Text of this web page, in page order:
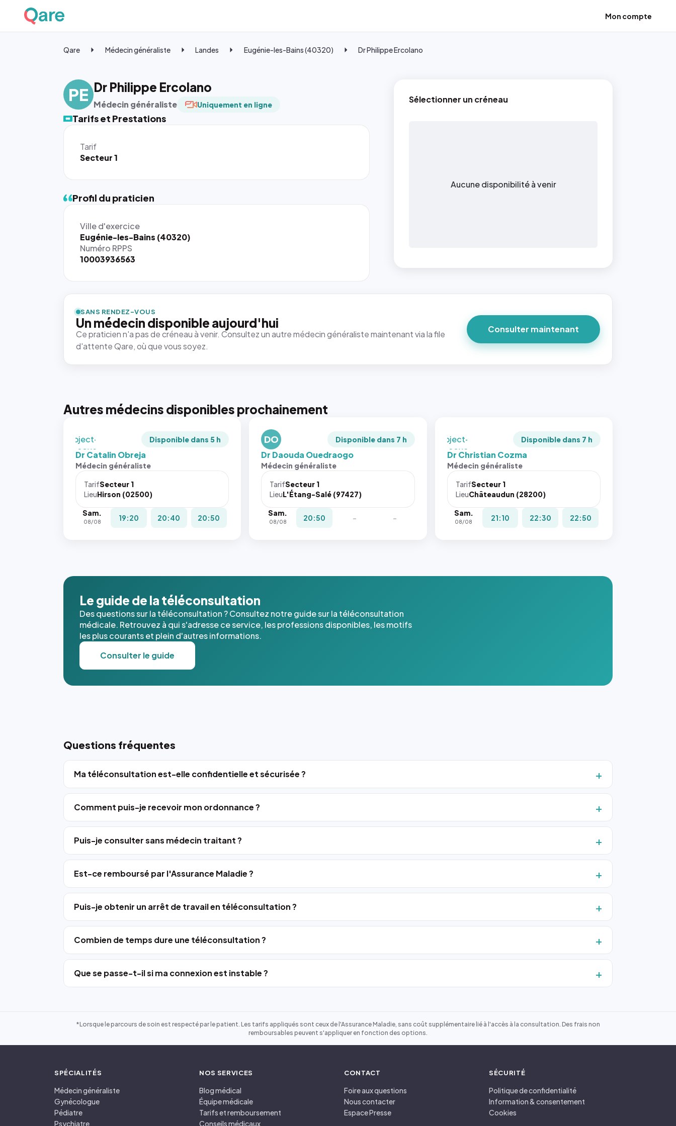
Mon compte
Qare Médecin généraliste Landes Eugénie-les-Bains (40320) Dr Philippe Ercolano
PE Dr Philippe Ercolano
Médecin généraliste Uniquement en ligne
Tarifs et Prestations
Tarif
Secteur 1
Sélectionner un créneau
Aucune disponibilité à venir
Profil du praticien
Ville d'exercice
Eugénie-les-Bains (40320)
Numéro RPPS
10003936563
SANS RENDEZ-VOUS
Un médecin disponible aujourd'hui
Ce praticien n'a pas de créneau à venir. Consultez un autre médecin généraliste maintenant via la file
d'attente Qare, où que vous soyez.
Consulter maintenant
Autres médecins disponibles prochainement
rendue par
`.profile-
picture`,
et un
rapport 1:1
qui reste
juste à
photo est
recadrée
`object-
fit: cover`.
Sans ces
navigateur
pas la
place, et
l'annuaire
dans ce
cas. #}
Disponible dans 5 h
Dr Catalin Obreja
Médecin généraliste
TarifSecteur 1
LieuHirson (02500)
Sam.
08/08 19:20 20:40 20:50
DO Disponible dans 7 h
Dr Daouda Ouedraogo
Médecin généraliste
TarifSecteur 1
LieuL'Étang-Salé (97427)
Sam.
08/08 20:50 - -
rendue par
rapport 1:1
`object-
fit: cover`.
Sans ces
navigateur
pas la
place, et
Disponible dans 7 h
Dr Christian Cozma
Médecin généraliste
TarifSecteur 1
LieuChâteaudun (28200)
Sam.
08/08 21:10 22:30 22:50
Le guide de la téléconsultation
Des questions sur la téléconsultation ? Consultez notre guide sur la téléconsultation
médicale. Retrouvez à qui s'adresse ce service, les professions disponibles, les motifs
les plus courants et plein d'autres informations.
Consulter le guide
Questions fréquentes
Ma téléconsultation est-elle confidentielle et sécurisée ?
Comment puis-je recevoir mon ordonnance ?
Puis-je consulter sans médecin traitant ?
Est-ce remboursé par l'Assurance Maladie ?
Puis-je obtenir un arrêt de travail en téléconsultation ?
Combien de temps dure une téléconsultation ?
Que se passe-t-il si ma connexion est instable ?
*Lorsque le parcours de soin est respecté par le patient. Les tarifs appliqués sont ceux de l'Assurance Maladie, sans coût supplémentaire lié à l'accès à la consultation. Des frais non
remboursables peuvent s'appliquer en fonction des options.
SPÉCIALITÉS
Médecin généraliste
Gynécologue
Pédiatre
Psychiatre
NOS SERVICES
Blog médical
Équipe médicale
Tarifs et remboursement
Conseils médicaux
CONTACT
Foire aux questions
Nous contacter
Espace Presse
SÉCURITÉ
Politique de confidentialité
Information & consentement
Cookies